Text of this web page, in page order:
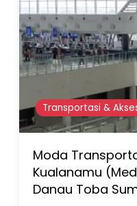
Transportasi &
Moda
Kualanamu
Danau Toba